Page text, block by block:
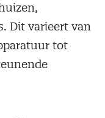
Dit varieert van
tot